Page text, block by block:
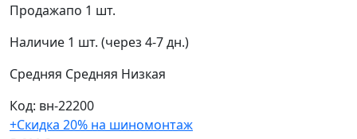
Продажапо 1 шт.
Наличие 1 шт. (через 4-7 дн.)
Средняя Средняя Низкая
Код: вн-22200
+Скидка 20% на шиномонтаж